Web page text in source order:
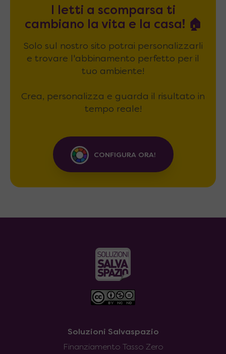
I letti a scomparsa ti
cambiano la vita e la casa! 🏠
Solo sul nostro sito potrai personalizzarli
e trovare l'abbinamento perfetto per il
tuo ambiente!
Crea, personalizza e guarda il risultato in
tempo reale!
CONFIGURA ORA!
Soluzioni Salvaspazio
Finanziamento Tasso Zero